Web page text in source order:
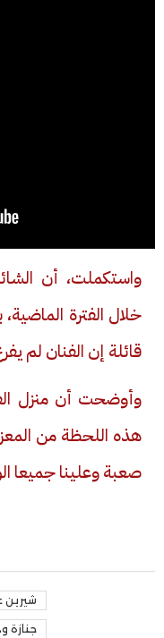
واستكملت، أن
خلال الفترة
قائلة إن الفنان لم
وأوضحت أن منزل
هذه اللحظة من
صعبة وعلينا جميعا
شيرين
جنازة